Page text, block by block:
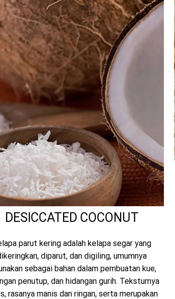
DESICCATED COCONUT
parut kering adalah kelapa segar yang
diparut, dan digiling, umumnya
sebagai bahan dalam pembuatan kue,
penutup, dan hidangan gurih. Teksturnya
rasanya manis dan ringan, serta merupakan